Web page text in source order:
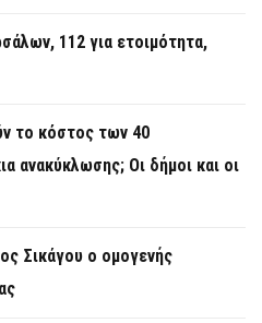
112 για ετοιμότητα,
το κόστος των 40
ανακύκλωσης; Οι δήμοι και οι
Σικάγου ο ομογενής